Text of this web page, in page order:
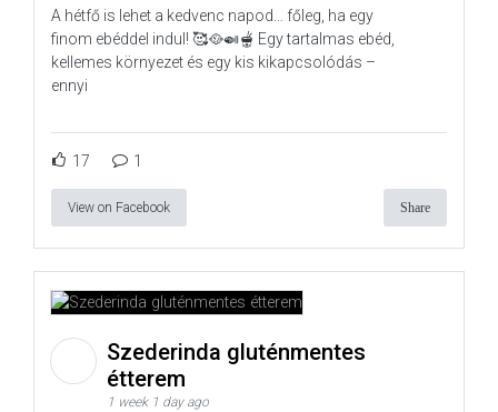
A hétfő is lehet a kedvenc napod… főleg, ha egy
finom ebéddel indul! 🥰🥘🍛🫕 Egy tartalmas ebéd,
kellemes környezet és egy kis kikapcsolódás –
ennyi
17 1
View on Facebook Share
Szederinda gluténmentes
étterem
1 week 1 day ago